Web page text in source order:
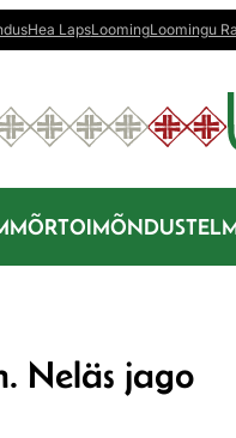
Hea LapsLoomingLoomingu
TOIMÕNDUS
Neläs jago